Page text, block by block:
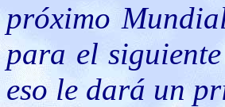
próximo
para el
eso le dará un